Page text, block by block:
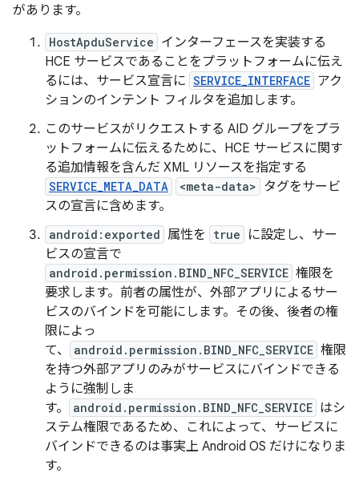
があります。
HostApduService インターフェースを実装する
HCE サービスであることをプラットフォームに伝え
るには、サービス宣言に SERVICE_INTERFACE アク
ションのインテント フィルタを追加します。
このサービスがリクエストする AID グループをプラ
ットフォームに伝えるために、HCE サービスに関す
る追加情報を含んだ XML リソースを指定する
SERVICE_META_DATA <meta-data> タグをサービ
スの宣言に含めます。
android:exported 属性を true
に設定し、サー
ビスの宣言で
android.permission.BIND_NFC_SERVICE 権限を
要求します。前者の属性が、外部アプリによるサー
ビスのバインドを可能にします。その後、後者の権
限によっ
て、
android.permission.BIND_NFC_SERVICE 権限
を持つ外部アプリのみがサービスにバインドできる
ように強制しま
す。
android.permission.BIND_NFC_SERVICE はシ
ステム権限であるため、これによって、サービスに
バインドできるのは事実上 Android OS だけになりま
す。